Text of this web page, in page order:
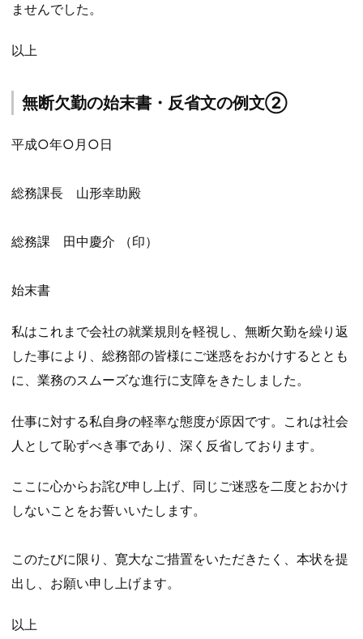
ませんでした。
以上
無断欠勤の始末書・反省文の例文②
平成○年○月○日
総務課長 山形幸助殿
総務課 田中慶介 （印）
始末書
私はこれまで会社の就業規則を軽視し、無断欠勤を繰り返
した事により、総務部の皆様にご迷惑をおかけするととも
に、業務のスムーズな進行に支障をきたしました。
仕事に対する私自身の軽率な態度が原因です。これは社会
人として恥ずべき事であり、深く反省しております。
ここに心からお詫び申し上げ、同じご迷惑を二度とおかけ
しないことをお誓いいたします。
このたびに限り、寛大なご措置をいただきたく、本状を提
出し、お願い申し上げます。
以上